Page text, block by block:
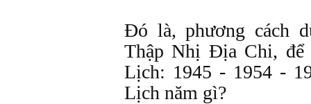
Ðó là, phương cách
Thập Nhị Ðịa Chi, để
Lịch: 1945 - 1954 -
Lịch năm gì?